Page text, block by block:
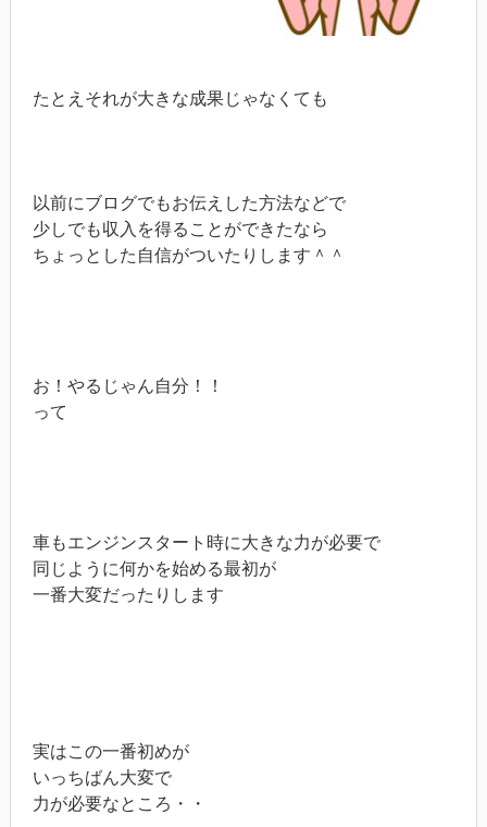
たとえそれが大きな成果じゃなくても
以前にブログでもお伝えした方法などで
少しでも収入を得ることができたなら
ちょっとした自信がついたりします＾＾
お！やるじゃん自分！！
って
車もエンジンスタート時に大きな力が必要で
同じように何かを始める最初が
一番大変だったりします
実はこの一番初めが
いっちばん大変で
力が必要なところ・・